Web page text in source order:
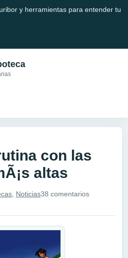
y herramientas para entender tu
con las
altas
Noticias38 comentarios